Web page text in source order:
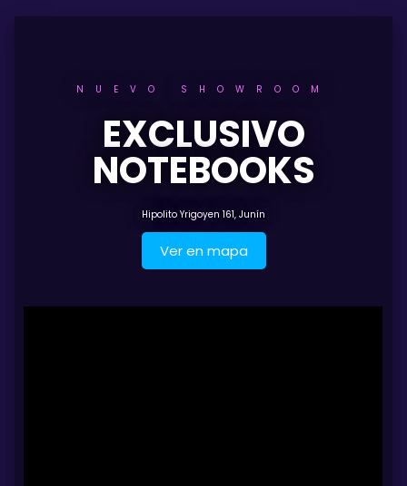
NUEVO SHOWROOM
EXCLUSIVO
NOTEBOOKS
Hipolito Yrigoyen 161, Junín
Ver en mapa